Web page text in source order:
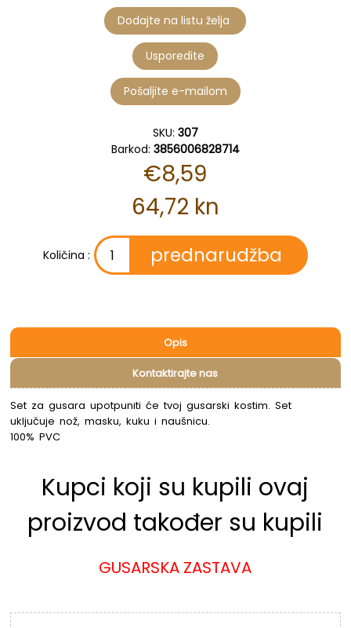
SKU: 307
Barkod: 3856006828714
€8,59
64,72 kn
Količina :
Opis
Kontaktirajte nas
Set za gusara upotpuniti će tvoj gusarski kostim. Set
uključuje nož, masku, kuku i naušnicu.
100% PVC
Kupci koji su kupili ovaj
proizvod također su kupili
GUSARSKA ZASTAVA